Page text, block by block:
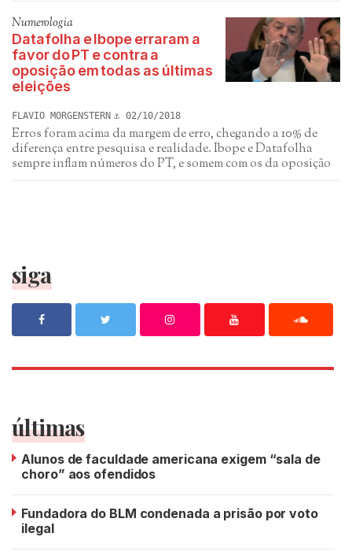
Numerologia
Datafolha e Ibope erraram a
favor do PT e contra a
oposição em todas as últimas
eleições
FLAVIO MORGENSTERN 02/10/2018
Erros foram acima da margem de erro, chegando a 10% de
diferença entre pesquisa e realidade. Ibope e Datafolha
sempre inflam números do PT, e somem com os da oposição
siga
últimas
Alunos de faculdade americana exigem “sala de
choro” aos ofendidos
Fundadora do BLM condenada a prisão por voto
ilegal